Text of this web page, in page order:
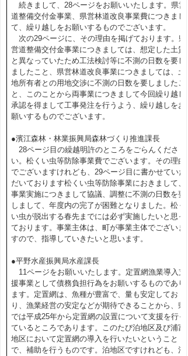
続きまして、28ページをお願いいたします。県営
道整備交付金事業、県営林道改良事業費につきまし
て、繰り越しをお願いするものでございます。
次の29ページに、その理由を掲げております。県
営道整備交付金事業につきましては、想定した土質
と異なっていたため工法検討等に不測の日数を要し
ましたこと、県営林道改良事業につきましては、土
地所有者との用地交渉に不測の日数を要しましたこ
と、このことから両事業につきまして今回繰り越し
承認を得まして工事発注を行うよう、繰り越しをお
願いするものでございます。
●濱江森林・林業振興局森林づくり推進課長
28ページ目の繰越明許のところをごらんくださ
い。松くい虫等防除事業費でございます。その理由
でございますけれども、29ページ目に書かせていた
だいております松くい虫等防除事業におきまして、
事業実施につきまして協議、調整に不測の日数を要
しまして、年度内の完了が困難となりました。松く
い虫が脱出する春先までには必ず実施したいと思っ
ております。事業主体は、町が事業主体でございま
すので、指導していきたいと思います。
●平野水産振興局水産課長
11ページをお願いいたします。定置網漁業導入支
援事業として債務負担行為をお願いするものであり
ます。定置網は、魚種が豊富で、量も安定してお
り、漁業経営の安定などが期待できることから、県
では平成25年から定置網の設置について支援を行っ
ているところであります。このたび泊地区及び浦富
地区において定置網の導入を行いたいということ
で、補助を行うものです。泊地区ですけれども、漁